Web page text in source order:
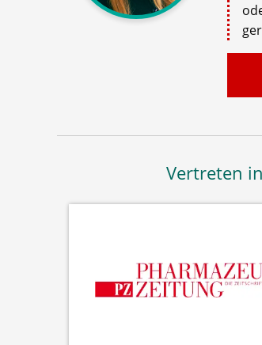
Vertreten in